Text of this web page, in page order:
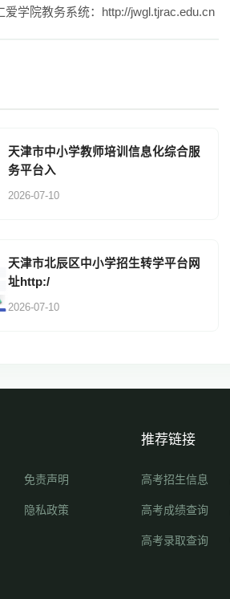
爱学院教务系统：http://jwgl.tjrac.edu.cn
天津市中小学教师培训信息化综合服
务平台入
2026-07-10
天津市北辰区中小学招生转学平台网
址http:/
2026-07-10
免责声明
隐私政策
推荐链接
高考招生信息
高考成绩查询
高考录取查询